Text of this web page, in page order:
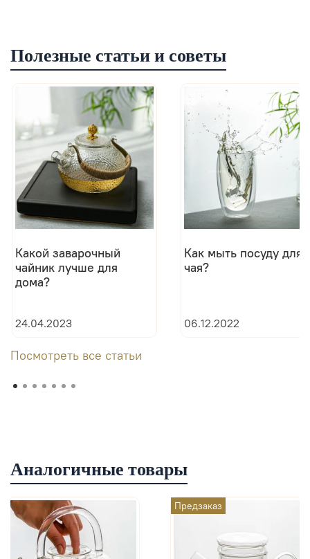
Полезные статьи и советы
Какой заварочный
чайник лучше для
дома?
24.04.2023
Как мыть посуду для
чая?
06.12.2022
Посмотреть все статьи
Аналогичные товары
Предзаказ